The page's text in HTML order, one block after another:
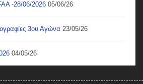
-28/06/2026 05/06/26
3ου Αγώνα 23/05/26
04/05/26